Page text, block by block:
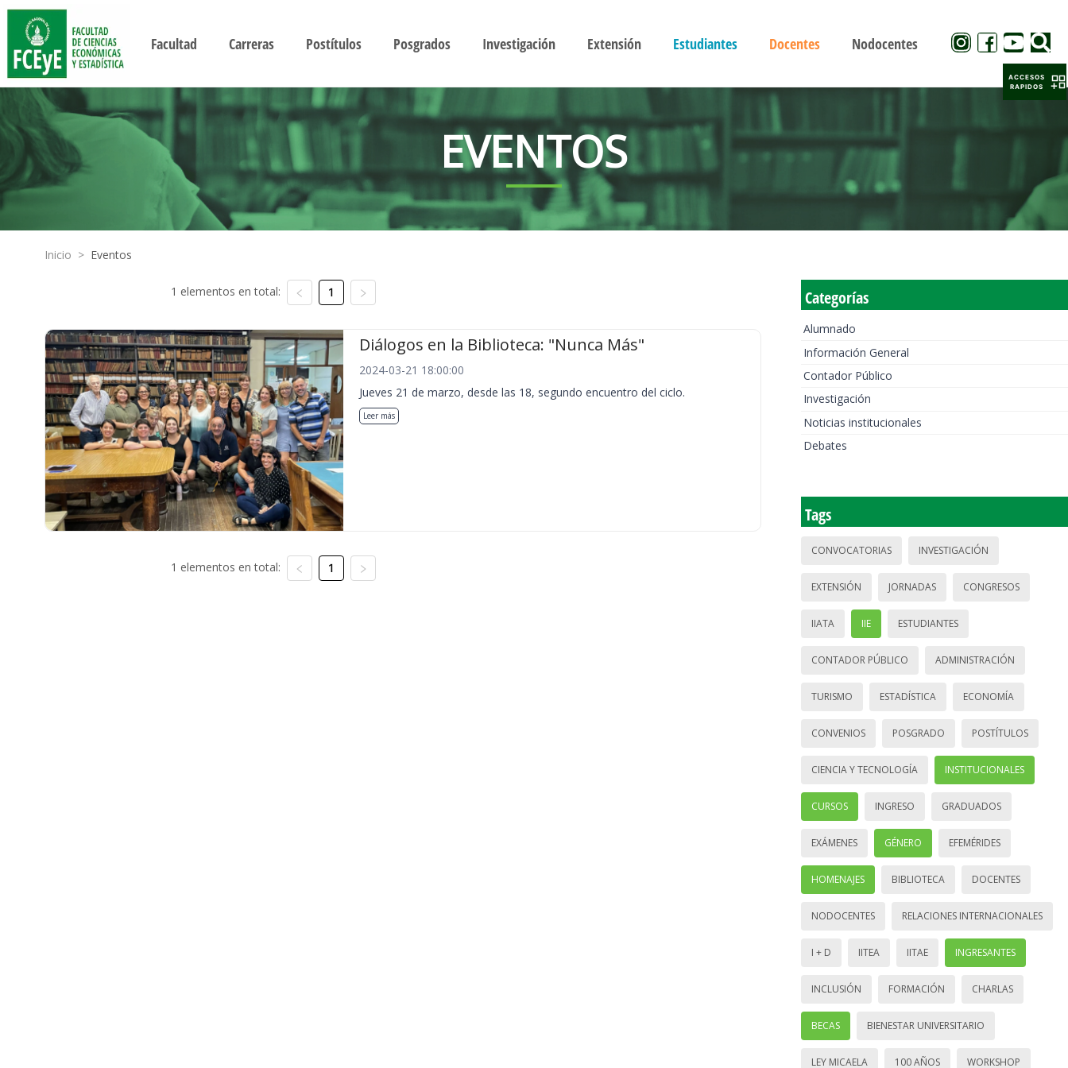
Facultad Carreras Postítulos Posgrados Investigación Extensión Estudiantes Docentes Nodocentes
EVENTOS
Inicio > Eventos
1 elementos en total: 1
Diálogos en la Biblioteca: "Nunca Más"
2024-03-21 18:00:00
Jueves 21 de marzo, desde las 18, segundo encuentro del ciclo.
Leer más
1 elementos en total: 1
Categorías
Alumnado
Información General
Contador Público
Investigación
Noticias institucionales
Debates
Tags
CONVOCATORIAS INVESTIGACIÓN
EXTENSIÓN JORNADAS CONGRESOS
IIATA IIE ESTUDIANTES
CONTADOR PÚBLICO ADMINISTRACIÓN
TURISMO ESTADÍSTICA ECONOMÍA
CONVENIOS POSGRADO POSTÍTULOS
CIENCIA Y TECNOLOGÍA INSTITUCIONALES
CURSOS INGRESO GRADUADOS
EXÁMENES GÉNERO EFEMÉRIDES
HOMENAJES BIBLIOTECA DOCENTES
NODOCENTES RELACIONES INTERNACIONALES
I + D IITEA IITAE INGRESANTES
INCLUSIÓN FORMACIÓN CHARLAS
BECAS BIENESTAR UNIVERSITARIO
LEY MICAELA 100 AÑOS WORKSHOP
ACCESOS
RAPIDOS